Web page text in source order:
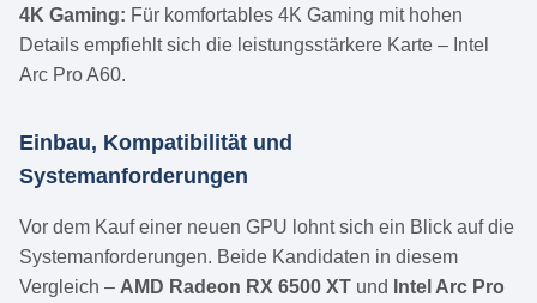
4K Gaming: Für komfortables 4K Gaming mit hohen
Details empfiehlt sich die leistungsstärkere Karte – Intel
Arc Pro A60.
Einbau, Kompatibilität und
Systemanforderungen
Vor dem Kauf einer neuen GPU lohnt sich ein Blick auf die
Systemanforderungen. Beide Kandidaten in diesem
Vergleich – AMD Radeon RX 6500 XT und
Intel Arc Pro